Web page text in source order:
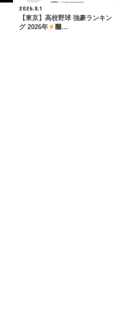
2026.8.1
【東京】高校野球 強豪ランキン
グ 2026年
࿠…